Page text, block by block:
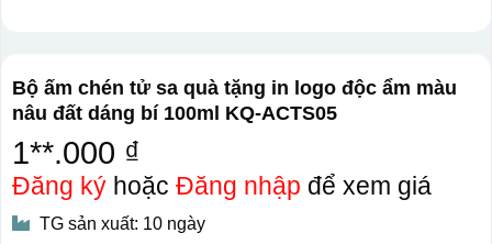
Bộ ấm chén tử sa quà tặng in logo độc ẩm màu
nâu đất dáng bí 100ml KQ-ACTS05
1**.000 ₫
Đăng kýhoặc Đăng nhập để xem giá
TG sản xuất: 10 ngày